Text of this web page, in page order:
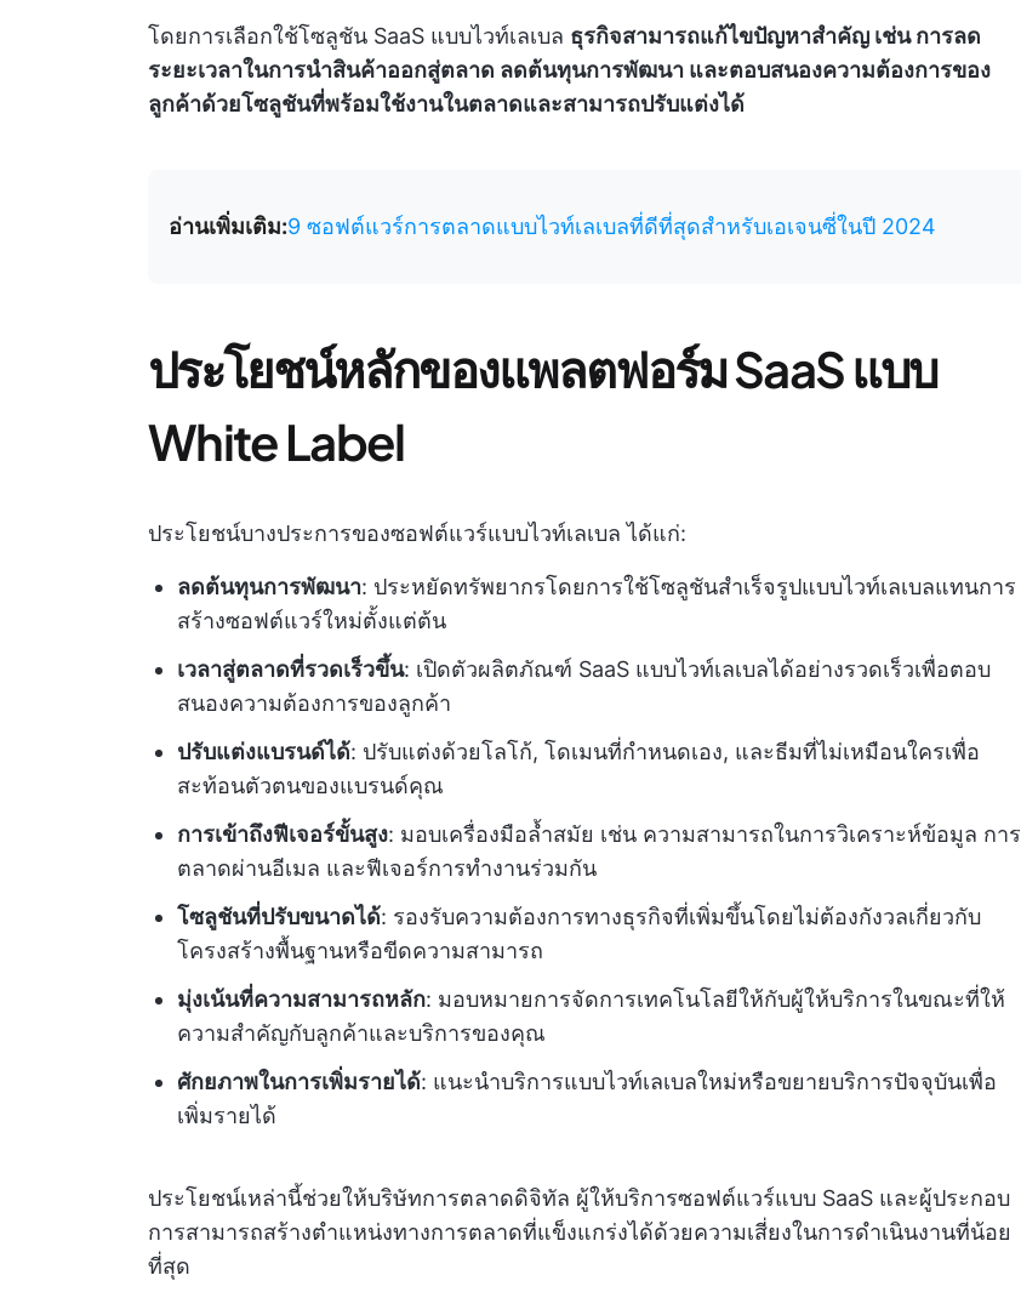
โดยการเลือกใช้โซลูชัน SaaS แบบไวท์เลเบล ธุรกิจสามารถแก้ไขปัญหาสำคัญ เช่น การลด
ระยะเวลาในการนำสินค้าออกสู่ตลาด ลดต้นทุนการพัฒนา และตอบสนองความต้องการของ
ลูกค้าด้วยโซลูชันที่พร้อมใช้งานในตลาดและสามารถปรับแต่งได้
อ่านเพิ่มเติม:9 ซอฟต์แวร์การตลาดแบบไวท์เลเบลที่ดีที่สุดสำหรับเอเจนซี่ในปี 2024
ประโยชน์หลักของแพลตฟอร์ม SaaS แบบ
White Label
ประโยชน์บางประการของซอฟต์แวร์แบบไวท์เลเบล ได้แก่:
ลดต้นทุนการพัฒนา: ประหยัดทรัพยากรโดยการใช้โซลูชันสำเร็จรูปแบบไวท์เลเบลแทนการ
สร้างซอฟต์แวร์ใหม่ตั้งแต่ต้น
เวลาสู่ตลาดที่รวดเร็วขึ้น: เปิดตัวผลิตภัณฑ์ SaaS แบบไวท์เลเบลได้อย่างรวดเร็วเพื่อตอบ
สนองความต้องการของลูกค้า
ปรับแต่งแบรนด์ได้: ปรับแต่งด้วยโลโก้, โดเมนที่กำหนดเอง, และธีมที่ไม่เหมือนใครเพื่อ
สะท้อนตัวตนของแบรนด์คุณ
การเข้าถึงฟีเจอร์ขั้นสูง: มอบเครื่องมือล้ำสมัย เช่น ความสามารถในการวิเคราะห์ข้อมูล การ
ตลาดผ่านอีเมล และฟีเจอร์การทำงานร่วมกัน
โซลูชันที่ปรับขนาดได้: รองรับความต้องการทางธุรกิจที่เพิ่มขึ้นโดยไม่ต้องกังวลเกี่ยวกับ
โครงสร้างพื้นฐานหรือขีดความสามารถ
มุ่งเน้นที่ความสามารถหลัก: มอบหมายการจัดการเทคโนโลยีให้กับผู้ให้บริการในขณะที่ให้
ความสำคัญกับลูกค้าและบริการของคุณ
ศักยภาพในการเพิ่มรายได้: แนะนำบริการแบบไวท์เลเบลใหม่หรือขยายบริการปัจจุบันเพื่อ
เพิ่มรายได้
ประโยชน์เหล่านี้ช่วยให้บริษัทการตลาดดิจิทัล ผู้ให้บริการซอฟต์แวร์แบบ SaaS และผู้ประกอบ
การสามารถสร้างตำแหน่งทางการตลาดที่แข็งแกร่งได้ด้วยความเสี่ยงในการดำเนินงานที่น้อย
ที่สุด